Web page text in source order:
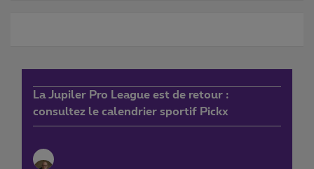
La Jupiler Pro League est de retour :
consultez le calendrier sportif Pickx